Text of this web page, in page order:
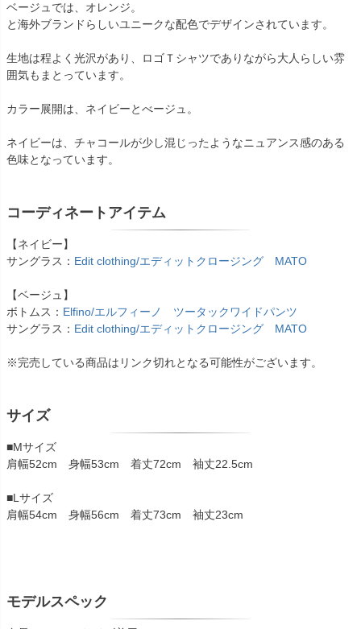
ベージュでは、オレンジ。
と海外ブランドらしいユニークな配色でデザインされています。
生地は程よく光沢があり、ロゴＴシャツでありながら大人らしい雰
囲気もまとっています。
カラー展開は、ネイビーとべージュ。
ネイビーは、チャコールが少し混じったようなニュアンス感のある
色味となっています。
コーディネートアイテム
【ネイビー】
サングラス： Edit clothing/エディットクロージング MATO
【ベージュ】
ボトムス： Elfino/エルフィーノ ツータックワイドパンツ
サングラス： Edit clothing/エディットクロージング MATO
※完売している商品はリンク切れとなる可能性がございます。
サイズ
■Mサイズ
肩幅52cm 身幅53cm 着丈72cm 袖丈22.5cm
■Lサイズ
肩幅54cm 身幅56cm 着丈73cm 袖丈23cm
モデルスペック